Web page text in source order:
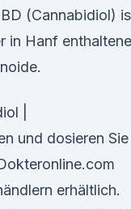
(Cannabidiol)
in Hanf
|
und dosieren Sie
erhältlich.